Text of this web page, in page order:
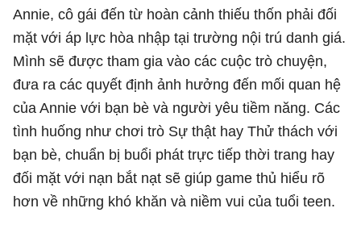
Annie, cô gái đến từ hoàn cảnh thiếu thốn phải đối
mặt với áp lực hòa nhập tại trường nội trú danh giá.
Mình sẽ được tham gia vào các cuộc trò chuyện,
đưa ra các quyết định ảnh hưởng đến mối quan hệ
của Annie với bạn bè và người yêu tiềm năng. Các
tình huống như chơi trò Sự thật hay Thử thách với
bạn bè, chuẩn bị buổi phát trực tiếp thời trang hay
đối mặt với nạn bắt nạt sẽ giúp game thủ hiểu rõ
hơn về những khó khăn và niềm vui của tuổi teen.